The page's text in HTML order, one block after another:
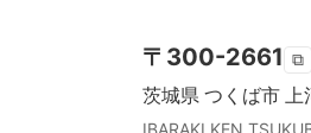
〒 300-2661 ⧉
茨城県 つくば市 上
IBARAKI KEN